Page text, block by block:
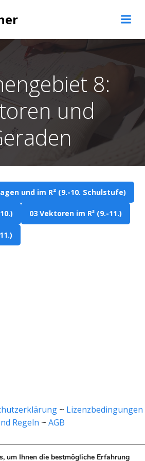
8:
und
und im R² (9.-10. Schulstufe)
03 Vektoren im R³ (9.-11.)
~ Lizenzbedingungen
Regeln ~ AGB
um Ihnen die bestmögliche Erfahrung